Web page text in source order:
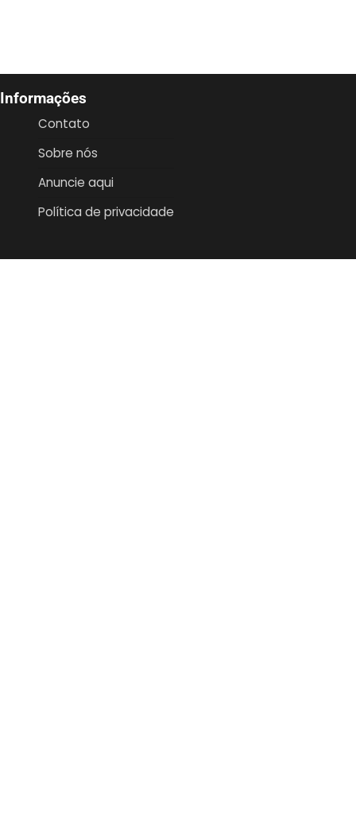
Informações
Contato
Sobre nós
Anuncie aqui
Política de privacidade